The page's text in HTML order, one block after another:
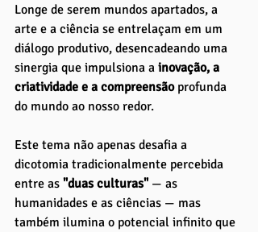
Longe de serem mundos apartados, a
arte e a ciência se entrelaçam em um
diálogo produtivo, desencadeando uma
sinergia que impulsiona a inovação, a
criatividade e a compreensão profunda
do mundo ao nosso redor.
Este tema não apenas desafia a
dicotomia tradicionalmente percebida
entre as "duas culturas" — as
humanidades e as ciências — mas
também ilumina o potencial infinito que